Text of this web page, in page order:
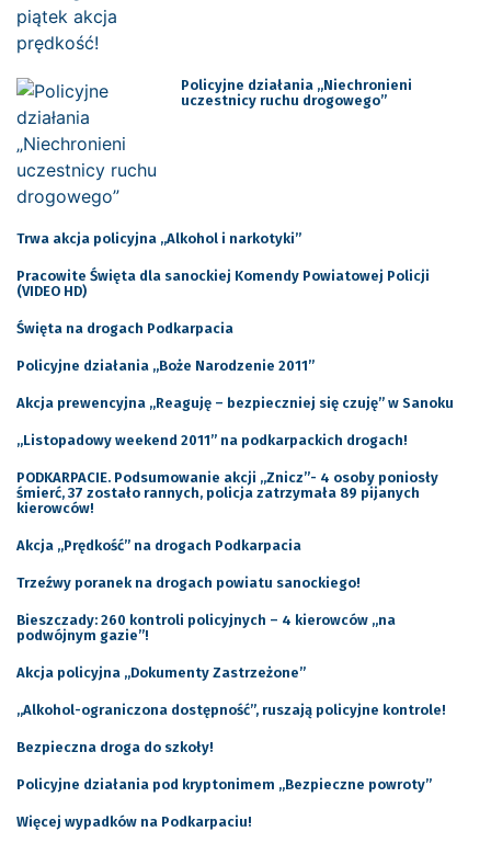
Policyjne działania „Niechronieni
uczestnicy ruchu drogowego”
Trwa akcja policyjna „Alkohol i narkotyki”
Pracowite Święta dla sanockiej Komendy Powiatowej Policji
(VIDEO HD)
Święta na drogach Podkarpacia
Policyjne działania „Boże Narodzenie 2011”
Akcja prewencyjna „Reaguję – bezpieczniej się czuję” w Sanoku
„Listopadowy weekend 2011” na podkarpackich drogach!
PODKARPACIE. Podsumowanie akcji „Znicz”- 4 osoby poniosły
śmierć, 37 zostało rannych, policja zatrzymała 89 pijanych
kierowców!
Akcja „Prędkość” na drogach Podkarpacia
Trzeźwy poranek na drogach powiatu sanockiego!
Bieszczady: 260 kontroli policyjnych – 4 kierowców „na
podwójnym gazie”!
Akcja policyjna „Dokumenty Zastrzeżone”
„Alkohol-ograniczona dostępność”, ruszają policyjne kontrole!
Bezpieczna droga do szkoły!
Policyjne działania pod kryptonimem „Bezpieczne powroty”
Więcej wypadków na Podkarpaciu!